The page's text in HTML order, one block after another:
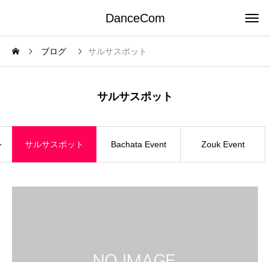
DanceCom
ブログ サルサスポット
サルサスポット
サルサスポット Bachata Event Zouk Event